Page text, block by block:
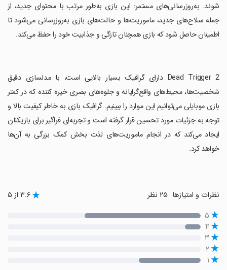
شوند. به‌روزرسانی‌های مستمر: این بازی به‌طور مرتب با محتوای جدید، از
جمله سلاح‌های جدید، ماموریت‌ها و حالت‌های بازی به‌روزرسانی می‌شود تا
اطمینان حاصل شود که بازی همچنان تازگی و جذابیت خود را حفظ می‌کند.
‏Dead Trigger 2 دارای گرافیک بسیار بالایی است، با مدلسازی دقیق
شخصیت‌ها، محیط‌های واقع‌گرایانه و جلوه‌های بصری خیره کننده که در کمتر
بازی موبایلی می‌توانیم این موارد را ببینیم. گرافیک بازی به خاطر کیفیت بالا و
توجه به جزئیات مورد تحسین قرار گرفته است و تجربه‌ای فراگیر برای بازیکنان
ایجاد می‌کند که در انجام ماموریت‌های لذت بخش کمک بزرگی به آن‌ها
خواهد کرد.
نظرات و امتیازها ۳.۶ از ۵
۵
۴
۳
۲
۱